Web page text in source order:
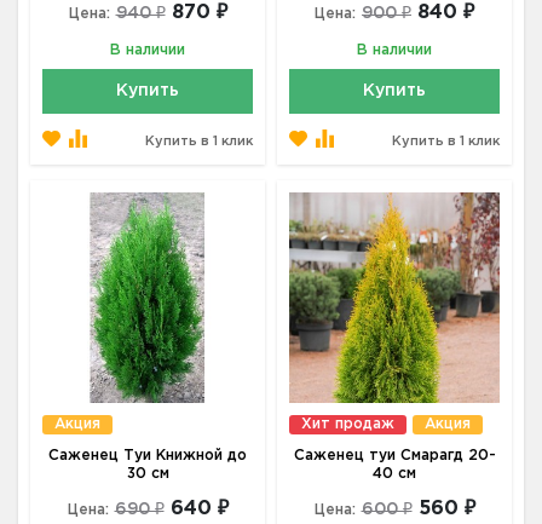
Цена: 940 ₽ 870 ₽
В наличии
Купить
Купить в 1 клик
Цена: 900 ₽ 840 ₽
В наличии
Купить
Купить в 1 клик
Акция
Саженец Туи Книжной до
30 см
Цена: 690 ₽ 640 ₽
Хит продаж Акция
Саженец туи Смарагд 20-
40 см
Цена: 600 ₽ 560 ₽